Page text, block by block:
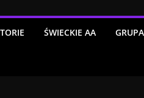
ŚWIECKIE AA